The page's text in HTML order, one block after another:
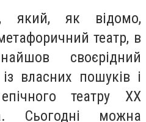
який, як відомо,
театр, в
своєрідний
власних пошуків і
театру ХХ
Сьогодні можна